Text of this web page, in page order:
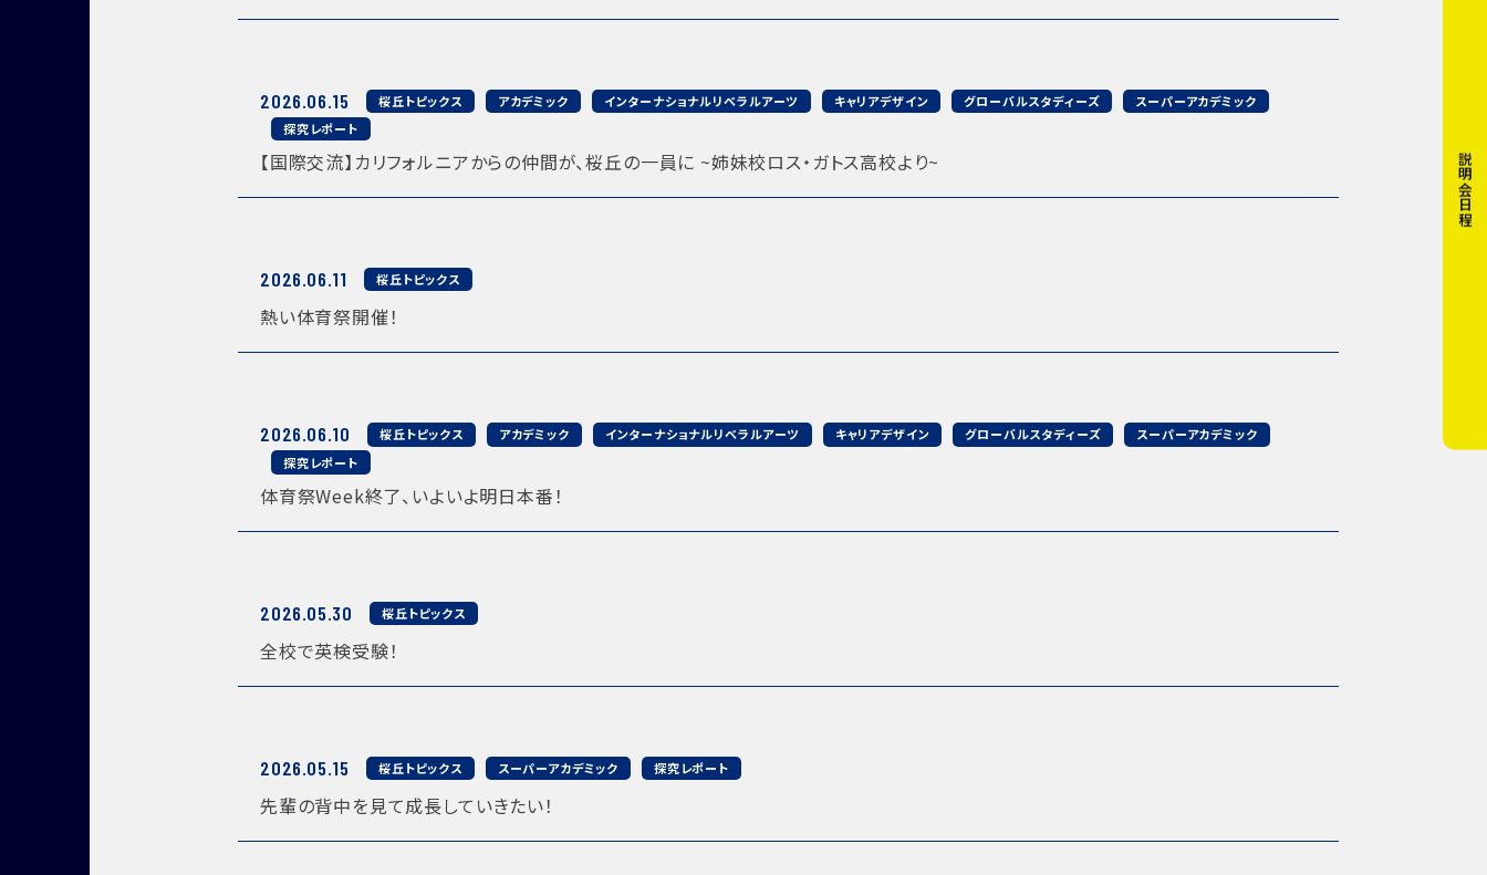
説明会日程
2026.06.15 桜丘トピックス アカデミック インターナショナルリベラルアーツ キャリアデザイン グローバルスタディーズ
スーパーアカデミック
探究レポート
【国際交流】カリフォルニアからの仲間が、桜丘の一員に ~姉妹校ロス・ガトス高校より~
2026.06.11 桜丘トピックス
熱い体育祭開催！
2026.06.10 桜丘トピックス アカデミック インターナショナルリベラルアーツ キャリアデザイン グローバルスタディーズ
スーパーアカデミック
探究レポート
体育祭Week終了、いよいよ明日本番！
2026.05.30 桜丘トピックス
全校で英検受験！
2026.05.15 桜丘トピックス スーパーアカデミック 探究レポート
先輩の背中を見て成長していきたい！